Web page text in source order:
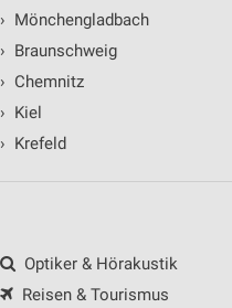
› Mönchengladbach
› Braunschweig
› Chemnitz
› Kiel
› Krefeld
Optiker & Hörakustik
Reisen & Tourismus